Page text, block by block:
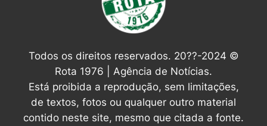
Todos os direitos reservados. 20??-2024 ©
Rota 1976 | Agência de Notícias.
Está proibida a reprodução, sem limitações,
de textos, fotos ou qualquer outro material
contido neste site, mesmo que citada a fonte.